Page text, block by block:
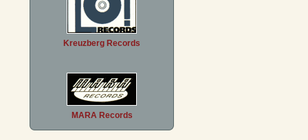
Kreuzberg Records
MARA Records